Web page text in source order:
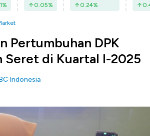
% 0.05% 0.24%
Pertumbuhan DPK
Seret di Kuartal I-2025
Indonesia